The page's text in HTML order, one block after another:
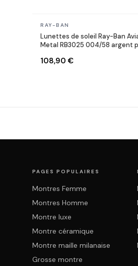
En stock
RAY-BAN
Lunettes de soleil Ray-Ban
Metal RB3025 004/58 argent
108,90 €
PAGES POPULAIRES
Montres Femme
Montres Homme
Montre luxe
Montre céramique
Montre maille milanaise
Grosse montre